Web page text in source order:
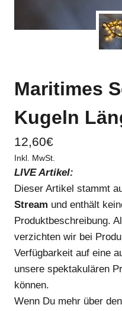
Maritimes
Kugeln
12,60€
Inkl. MwSt.
LIVE Artikel:
Dieser Artikel stammt
Stream und enthält
Produktbeschreibung.
verzichten wir bei
Verfügbarkeit auf eine
unsere spektakulären
können.
Wenn Du mehr über